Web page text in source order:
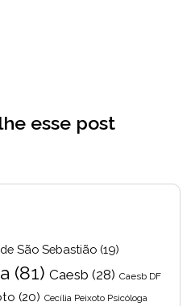
esse post
São Sebastião (19)
(81) Caesb (28) Caesb DF
(20) Cecília Peixoto Psicóloga